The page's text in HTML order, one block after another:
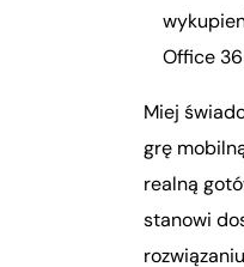
Office
Miej
grę
realną
stanowi